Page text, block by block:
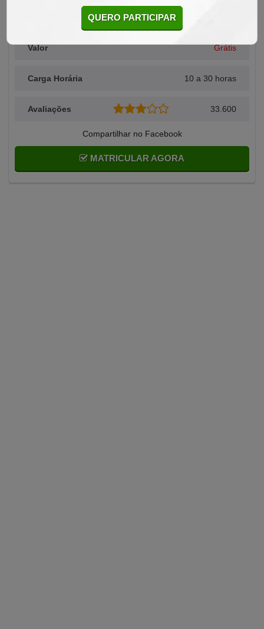
Alunos Matriculados
Valor Grátis
Carga Horária 10 a 30 horas
Avaliações 33.600
Compartilhar no Facebook
MATRICULAR AGORA
QUERO PARTICIPAR